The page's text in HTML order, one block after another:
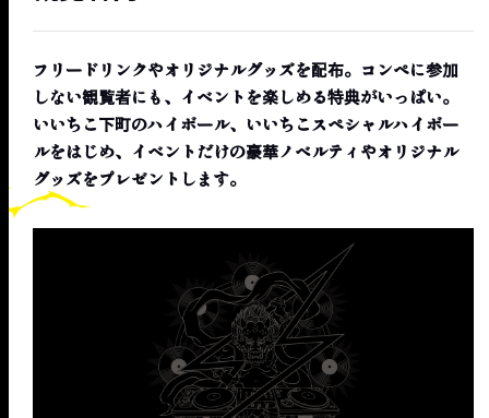
フリードリンクやオリジナルグッズを配布。コンペに参加
しない観覧者にも、イベントを楽しめる特典がいっぱい。
いいちこ下町のハイボール、いいちこスペシャルハイボー
ルをはじめ、イベントだけの豪華ノベルティやオリジナル
グッズをプレゼントします。